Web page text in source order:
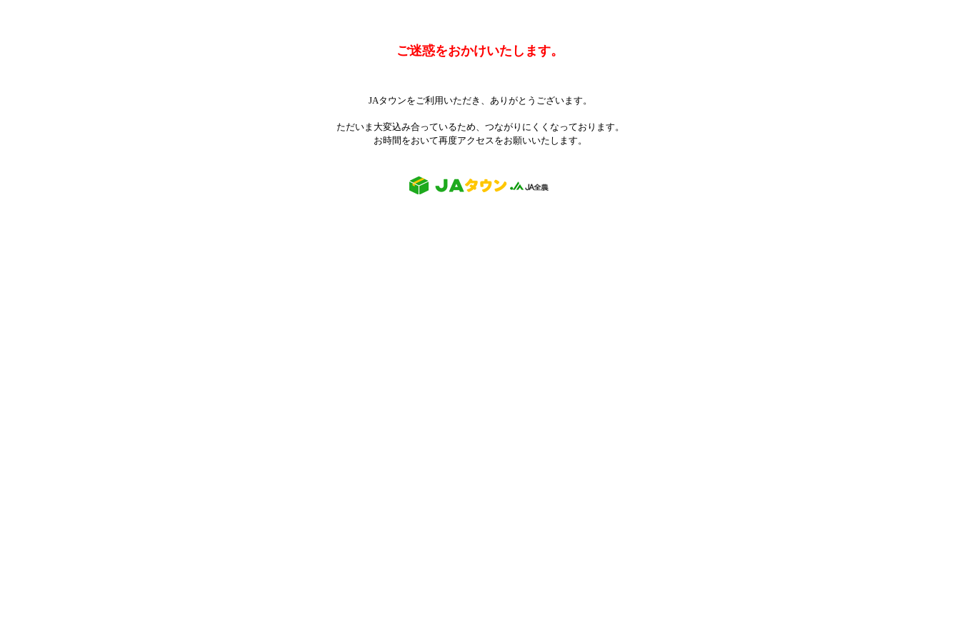
ご迷惑をおかけいたします。
JAタウンをご利用いただき、ありがとうございます。
ただいま大変込み合っているため、つながりにくくなっております。
お時間をおいて再度アクセスをお願いいたします。